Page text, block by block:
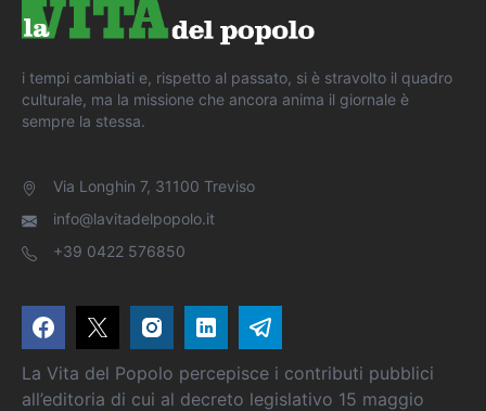
i tempi cambiati e, rispetto al passato, si è stravolto il quadro
culturale, ma la missione che ancora anima il giornale è
sempre la stessa.
Via Longhin 7, 31100 Treviso
info@lavitadelpopolo.it
+39 0422 576850
La Vita del Popolo percepisce i contributi pubblici
all’editoria di cui al decreto legislativo 15 maggio